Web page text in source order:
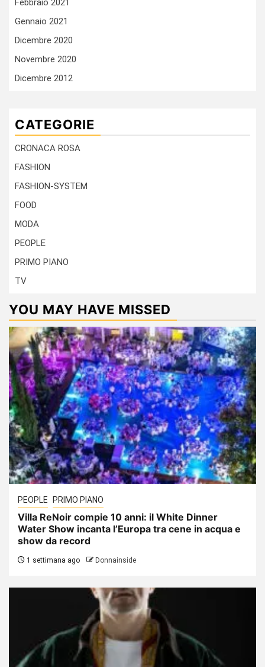
Febbraio 2021
Gennaio 2021
Dicembre 2020
Novembre 2020
Dicembre 2012
CATEGORIE
CRONACA ROSA
FASHION
FASHION-SYSTEM
FOOD
MODA
PEOPLE
PRIMO PIANO
TV
YOU MAY HAVE MISSED
PEOPLE PRIMO PIANO
Villa ReNoir compie 10 anni: il White Dinner
Water Show incanta l’Europa tra cene in acqua e
show da record
1 settimana ago Donnainside